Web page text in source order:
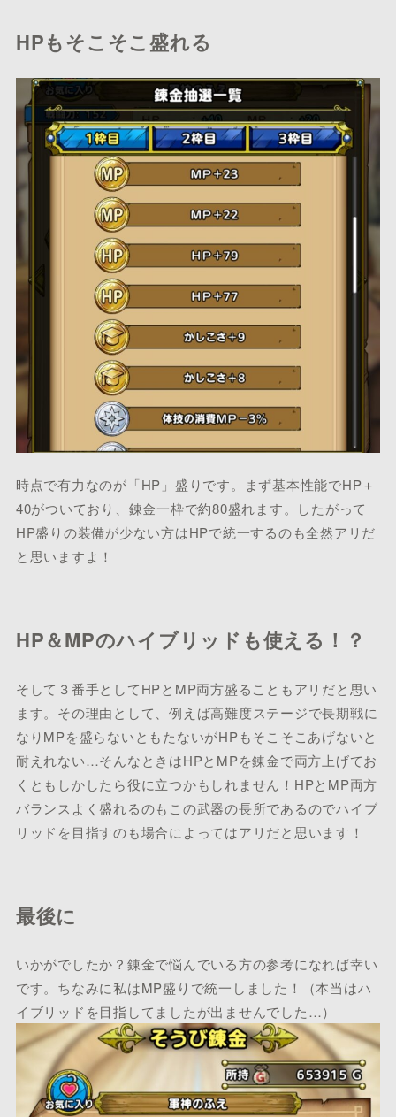
HPもそこそこ盛れる
時点で有力なのが「HP」盛りです。まず基本性能でHP＋
40がついており、錬金一枠で約80盛れます。したがって
HP盛りの装備が少ない方はHPで統一するのも全然アリだ
と思いますよ！
HP＆MPのハイブリッドも使える！？
そして３番手としてHPとMP両方盛ることもアリだと思い
ます。その理由として、例えば高難度ステージで長期戦に
なりMPを盛らないともたないがHPもそこそこあげないと
耐えれない…そんなときはHPとMPを錬金で両方上げてお
くともしかしたら役に立つかもしれません！HPとMP両方
バランスよく盛れるのもこの武器の長所であるのでハイブ
リッドを目指すのも場合によってはアリだと思います！
最後に
いかがでしたか？錬金で悩んでいる方の参考になれば幸い
です。ちなみに私はMP盛りで統一しました！（本当はハ
イブリッドを目指してましたが出ませんでした…）